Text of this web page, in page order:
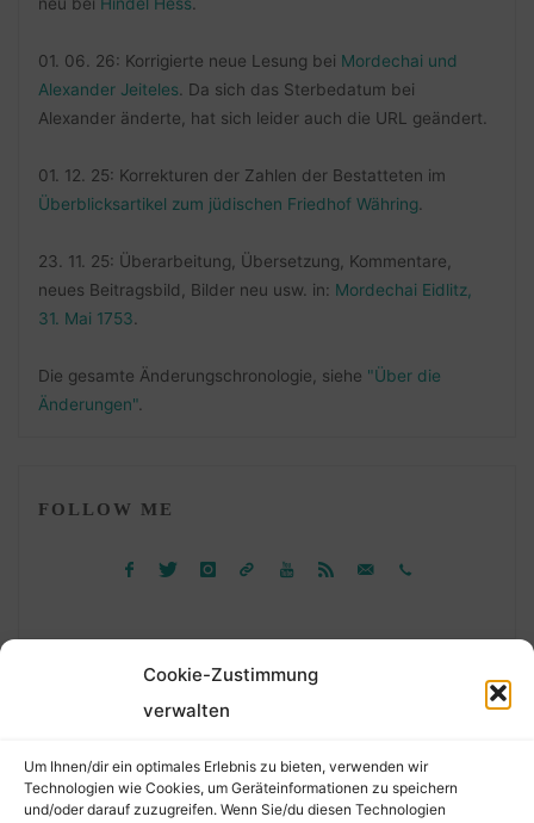
Cookie-Zustimmung
verwalten
Um Ihnen/dir ein optimales Erlebnis zu bieten, verwenden wir
Technologien wie Cookies, um Geräteinformationen zu speichern
und/oder darauf zuzugreifen. Wenn Sie/du diesen Technologien
01. 06. 26: Korrigierte neue Lesung bei Mordechai und
Alexander Jeiteles . Da sich das Sterbedatum bei
Alexander änderte, hat sich leider auch die URL geändert.
01. 12. 25: Korrekturen der Zahlen der Bestatteten im
Überblicksartikel zum jüdischen Friedhof Währing
23. 11. 25: Überarbeitung, Übersetzung, Kommentare,
neues Beitragsbild, Bilder neu usw. in: Mordechai Eidlitz,
31. Mai 1753
Die gesamte Änderungschronologie, siehe "Über die
Änderungen".
FOLLOW ME
Suchen
nach: